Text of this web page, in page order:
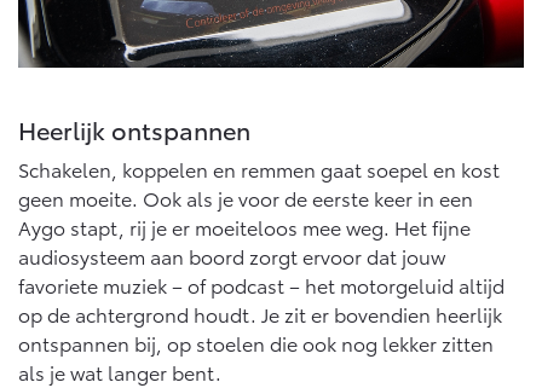
Heerlijk ontspannen
Schakelen, koppelen en remmen gaat soepel en kost
geen moeite. Ook als je voor de eerste keer in een
Aygo stapt, rij je er moeiteloos mee weg. Het fijne
audiosysteem aan boord zorgt ervoor dat jouw
favoriete muziek – of podcast – het motorgeluid altijd
op de achtergrond houdt. Je zit er bovendien heerlijk
ontspannen bij, op stoelen die ook nog lekker zitten
als je wat langer bent.